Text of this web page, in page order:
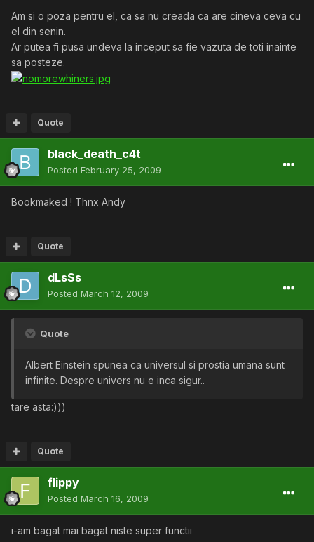
Am si o poza pentru el, ca sa nu creada ca are cineva ceva cu
el din senin.
Ar putea fi pusa undeva la inceput sa fie vazuta de toti inainte
sa posteze.
Quote
black_death_c4t
Posted February 25, 2009
Bookmaked ! Thnx Andy
Quote
dLsSs
Posted March 12, 2009
Quote
Albert Einstein spunea ca universul si prostia umana sunt
infinite. Despre univers nu e inca sigur..
tare asta:)))
Quote
flippy
Posted March 16, 2009
i-am bagat mai bagat niste super functii